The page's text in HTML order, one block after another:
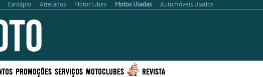
Cardápio Atrelados Motoclubes Motos Usadas Automóveis Usados
PROMOÇÕES SERVIÇOS MOTOCLUBES REVISTA